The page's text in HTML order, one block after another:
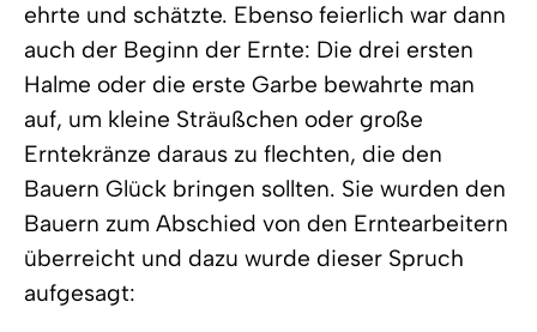
ehrte und schätzte. Ebenso feierlich war dann
auch der Beginn der Ernte: Die drei ersten
Halme oder die erste Garbe bewahrte man
auf, um kleine Sträußchen oder große
Erntekränze daraus zu flechten, die den
Bauern Glück bringen sollten. Sie wurden den
Bauern zum Abschied von den Erntearbeitern
überreicht und dazu wurde dieser Spruch
aufgesagt: